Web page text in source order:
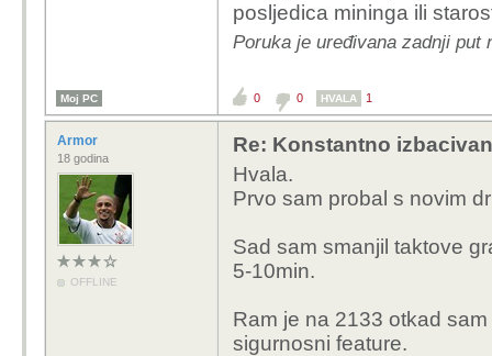
posljedica mininga ili
Poruka je uređivana zadnji put
Moj PC 0 0 HVALA 1
Armor
18 godina
OFFLINE
Re: Konstantno
Hvala.
Prvo sam probal s novim
Sad sam smanjil taktove
5-10min.
Ram je na 2133 otkad
sigurnosni feature.